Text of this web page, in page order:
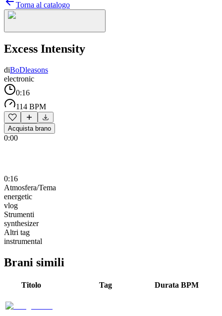
Torna al catalogo
Excess Intensity
diBoDleasons
electronic
0:16
114 BPM
Acquista brano
0:00
0:16
Atmosfera/Tema
energetic
vlog
Strumenti
synthesizer
Altri tag
instrumental
Brani simili
Titolo Tag Durata BPM